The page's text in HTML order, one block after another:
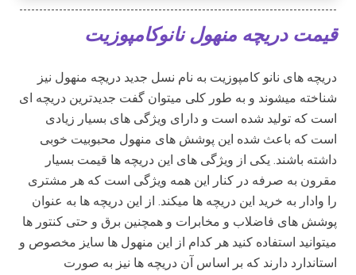
قیمت دریچه منهول نانوکامپوزیت
دریچه های نانو کامپوزیت به نام نسل جدید دریچه منهول نیز
شناخته میشوند و به طور کلی میتوان گفت جدیدترین دریچه ای
است که تولید شده است و دارای ویژگی های بسیار زیادی
است که باعث شده این پوشش های منهول محبوبیت خوبی
داشته باشند. یکی از ویژگی های این دریچه ها قیمت بسیار
مقرون به صرفه در کنار این همه ویژگی است که هر مشتری
را وادار به خرید این دریچه ها میکند. از این دریچه ها به عنوان
پوشش های فاضلاب و مخابرات و همچنین برق و حتی کنتور ها
میتوانید استفاده کنید هر کدام از این منهول ها سایز مخصوص و
استاندارد دارند که بر اساس آن دریچه ها نیز به صورت